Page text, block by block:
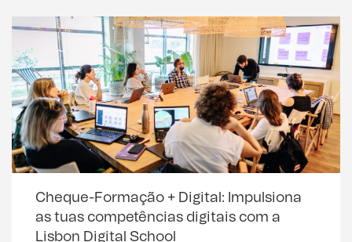
Cheque-Formação + Digital: Impulsiona
as tuas competências digitais com a
Lisbon Digital School